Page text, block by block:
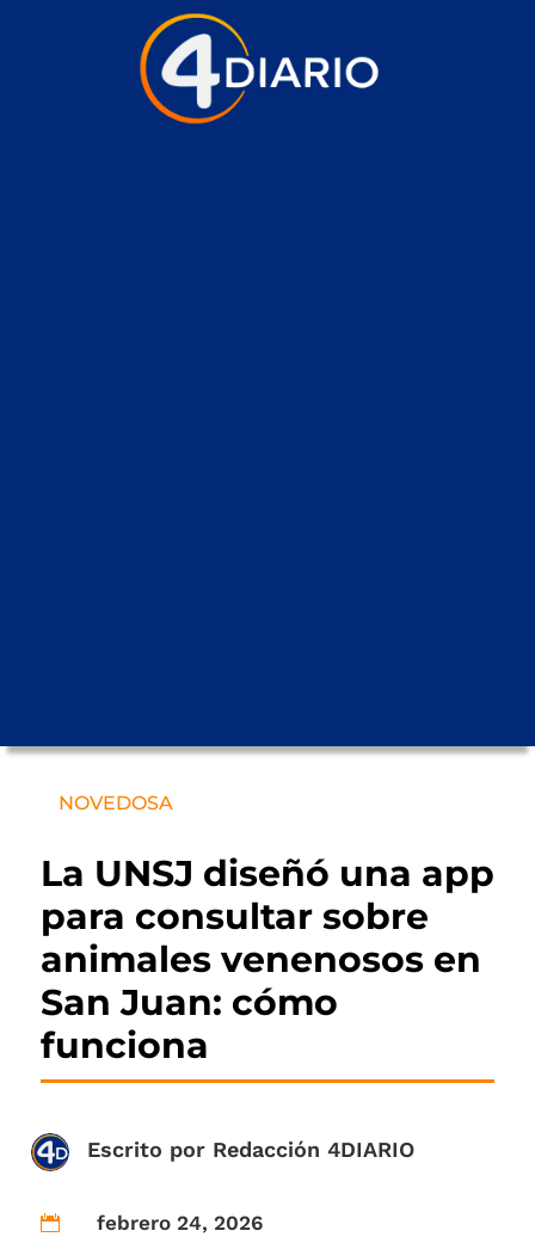
NOVEDOSA
La UNSJ diseñó una app
para consultar sobre
animales venenosos en
San Juan: cómo
funciona
Escrito por Redacción 4DIARIO
 febrero 24, 2026